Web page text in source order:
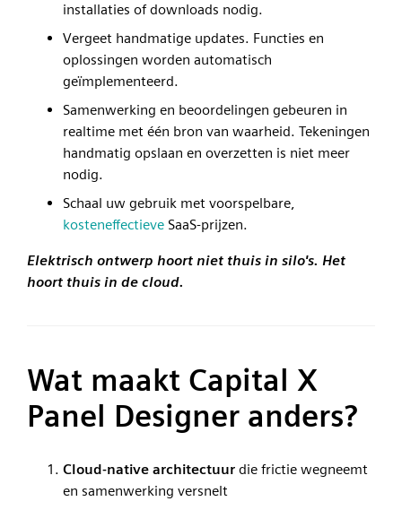
installaties of downloads nodig.
Vergeet handmatige updates. Functies en
oplossingen worden automatisch
geïmplementeerd.
Samenwerking en beoordelingen gebeuren in
realtime met één bron van waarheid. Tekeningen
handmatig opslaan en overzetten is niet meer
nodig.
Schaal uw gebruik met voorspelbare,
kosteneffectieve SaaS-prijzen.
Elektrisch ontwerp hoort niet thuis in silo's. Het
hoort thuis in de cloud.
Wat maakt Capital X
Panel Designer anders?
Cloud-native architectuur die frictie wegneemt
en samenwerking versnelt